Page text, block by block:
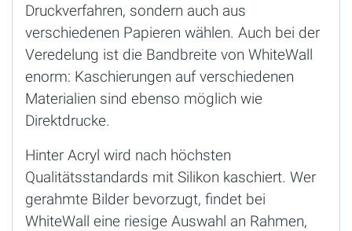
Druckverfahren, sondern auch aus
verschiedenen Papieren wählen. Auch bei der
Veredelung ist die Bandbreite von WhiteWall
enorm: Kaschierungen auf verschiedenen
Materialien sind ebenso möglich wie
Direktdrucke.
Hinter Acryl wird nach höchsten
Qualitätsstandards mit Silikon kaschiert. Wer
gerahmte Bilder bevorzugt, findet bei
WhiteWall eine riesige Auswahl an Rahmen,